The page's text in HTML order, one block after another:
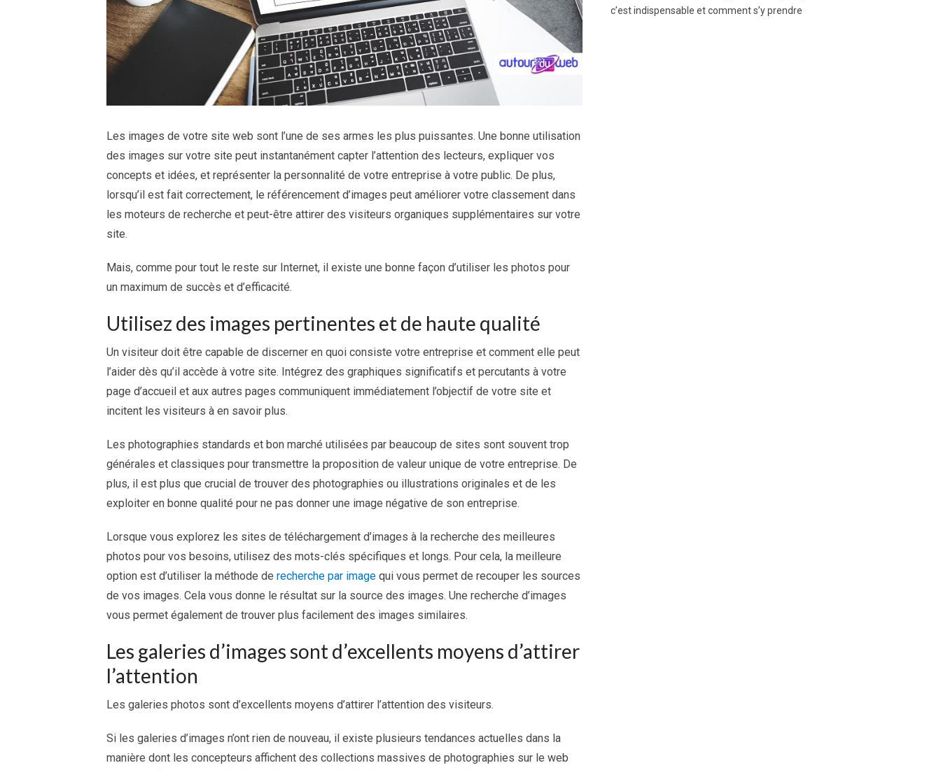
Les images de votre site web sont l’une de ses armes les plus puissantes. Une bonne utilisation
des images sur votre site peut instantanément capter l’attention des lecteurs, expliquer vos
concepts et idées, et représenter la personnalité de votre entreprise à votre public. De plus,
lorsqu’il est fait correctement, le référencement d’images peut améliorer votre classement dans
les moteurs de recherche et peut-être attirer des visiteurs organiques supplémentaires sur votre
site.
Mais, comme pour tout le reste sur Internet, il existe une bonne façon d’utiliser les photos pour
un maximum de succès et d’efficacité.
Utilisez des images pertinentes et de haute qualité
Un visiteur doit être capable de discerner en quoi consiste votre entreprise et comment elle peut
l’aider dès qu’il accède à votre site. Intégrez des graphiques significatifs et percutants à votre
page d’accueil et aux autres pages communiquent immédiatement l’objectif de votre site et
incitent les visiteurs à en savoir plus.
Les photographies standards et bon marché utilisées par beaucoup de sites sont souvent trop
générales et classiques pour transmettre la proposition de valeur unique de votre entreprise. De
plus, il est plus que crucial de trouver des photographies ou illustrations originales et de les
exploiter en bonne qualité pour ne pas donner une image négative de son entreprise.
Lorsque vous explorez les sites de téléchargement d’images à la recherche des meilleures
photos pour vos besoins, utilisez des mots-clés spécifiques et longs. Pour cela, la meilleure
option est d’utiliser la méthode de recherche par image qui vous permet de recouper les sources
de vos images. Cela vous donne le résultat sur la source des images. Une recherche d’images
vous permet également de trouver plus facilement des images similaires.
Les galeries d’images sont d’excellents moyens d’attirer
l’attention
Les galeries photos sont d’excellents moyens d’attirer l’attention des visiteurs.
Si les galeries d’images n’ont rien de nouveau, il existe plusieurs tendances actuelles dans la
manière dont les concepteurs affichent des collections massives de photographies sur le web
c’est indispensable et comment s’y prendre